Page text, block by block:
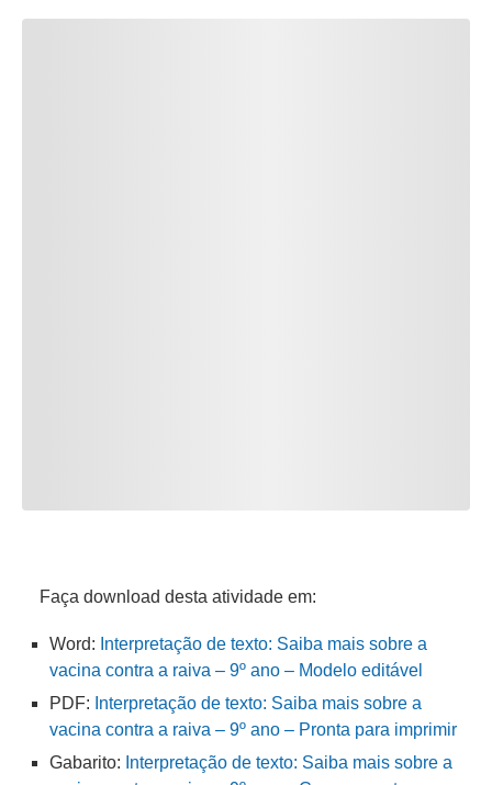
Faça download desta atividade em:
Word: Interpretação de texto: Saiba mais sobre a
vacina contra a raiva – 9º ano – Modelo editável
PDF: Interpretação de texto: Saiba mais sobre a
vacina contra a raiva – 9º ano – Pronta para imprimir
Gabarito: Interpretação de texto: Saiba mais sobre a